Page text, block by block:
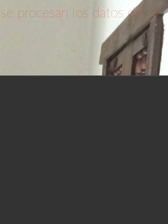
procesan los datos de tus